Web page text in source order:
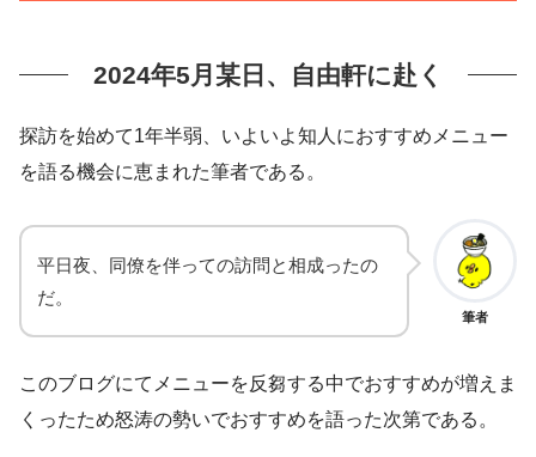
2024年5月某日、自由軒に赴く
探訪を始めて1年半弱、いよいよ知人におすすめメニュー
を語る機会に恵まれた筆者である。
筆者
平日夜、同僚を伴っての訪問と相成ったの
だ。
このブログにてメニューを反芻する中でおすすめが増えま
くったため怒涛の勢いでおすすめを語った次第である。